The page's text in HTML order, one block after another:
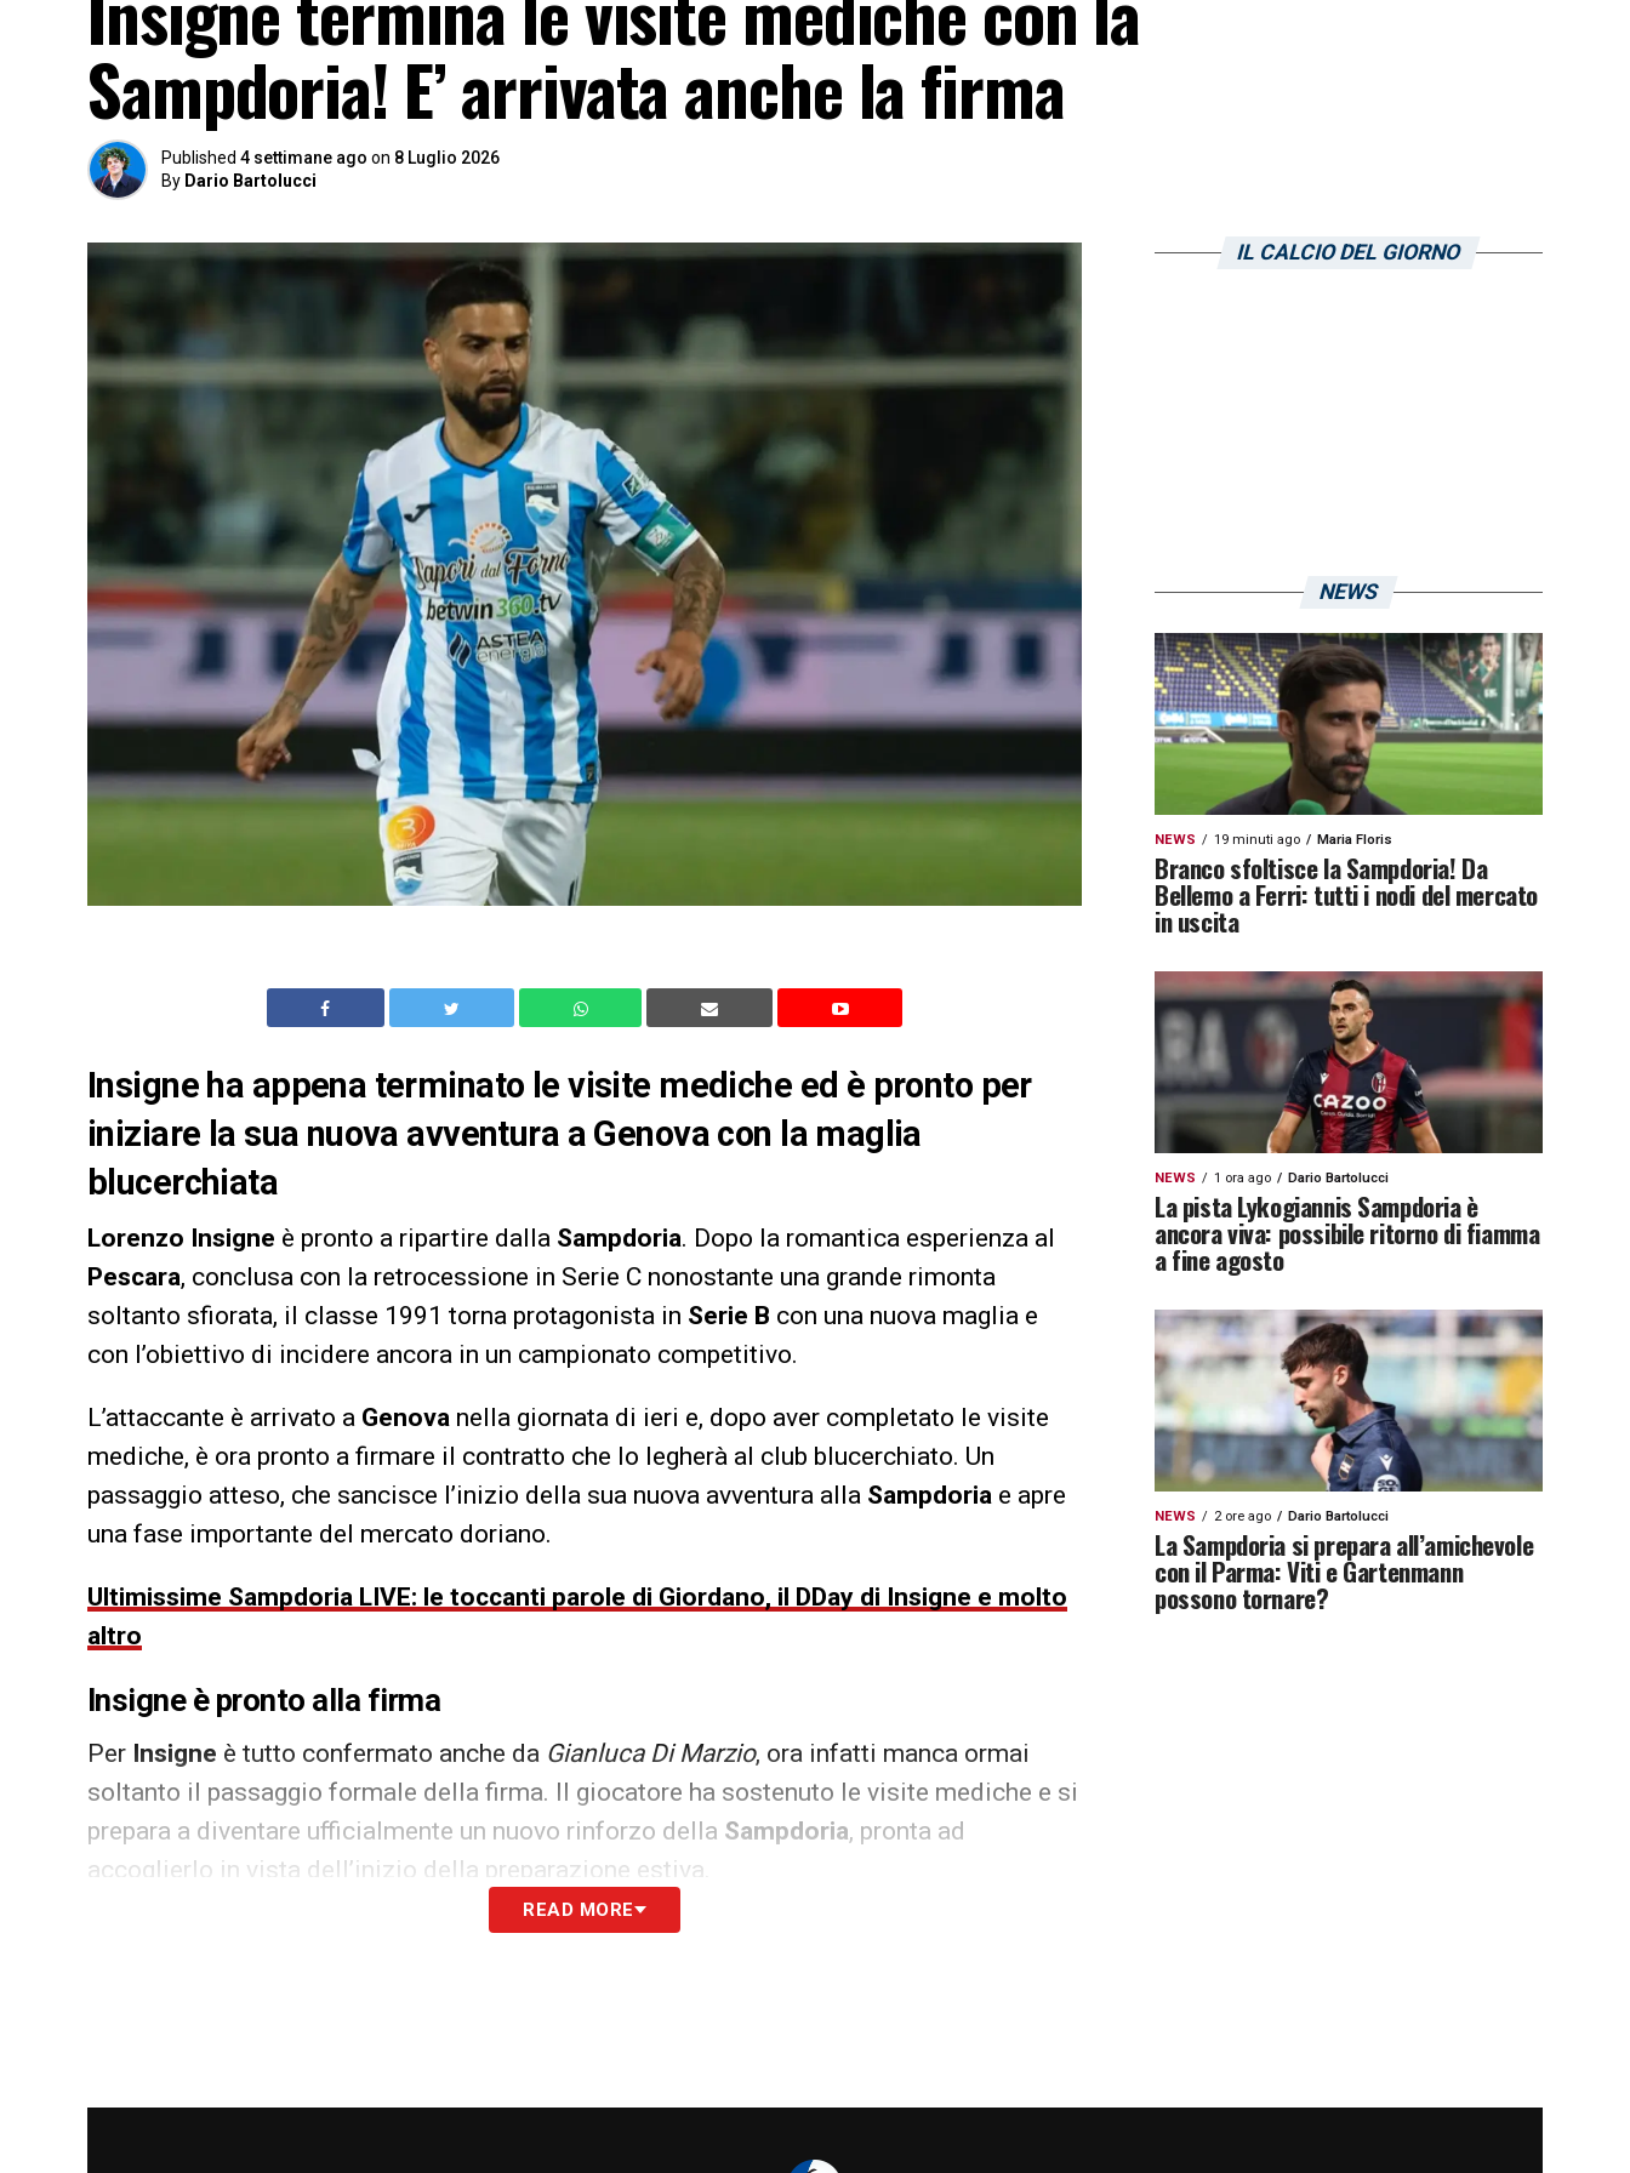
Sampdoria! E’ arrivata anche la firma
Published 4 settimane ago on 8 Luglio 2026
By Dario Bartolucci
Insigne ha appena terminato le visite mediche ed è pronto per
iniziare la sua nuova avventura a Genova con la maglia
blucerchiata
Lorenzo Insigne è pronto a ripartire dalla Sampdoria. Dopo la romantica esperienza al
Pescara, conclusa con la retrocessione in Serie C nonostante una grande rimonta
soltanto sfiorata, il classe 1991 torna protagonista in Serie B con una nuova maglia e
con l’obiettivo di incidere ancora in un campionato competitivo.
L’attaccante è arrivato a Genova nella giornata di ieri e, dopo aver completato le visite
mediche, è ora pronto a firmare il contratto che lo legherà al club blucerchiato. Un
passaggio atteso, che sancisce l’inizio della sua nuova avventura alla Sampdoria e apre
una fase importante del mercato doriano.
Ultimissime Sampdoria LIVE: le toccanti parole di Giordano, il DDay di Insigne e molto
altro
Insigne è pronto alla firma
Per Insigne è tutto confermato anche da Gianluca Di Marzio, ora infatti manca ormai
soltanto il passaggio formale della firma. Il giocatore ha sostenuto le visite mediche e si
prepara a diventare ufficialmente un nuovo rinforzo della Sampdoria, pronta ad
accoglierlo in vista dell’inizio della preparazione estiva.
Il suo arrivo rappresenta un innesto di grande esperienza per una squadra che vuole
chiamato a costruire una squadra competitiva per la prossima stagione. La
READ MORE
IL CALCIO DEL GIORNO
NEWS
NEWS 19 minuti ago Maria Floris
Branco sfoltisce la Sampdoria! Da
Bellemo a Ferri: tutti i nodi del mercato
in uscita
NEWS 1 ora ago Dario Bartolucci
La pista Lykogiannis Sampdoria è
ancora viva: possibile ritorno di fiamma
a fine agosto
NEWS 2 ore ago Dario Bartolucci
La Sampdoria si prepara all’amichevole
con il Parma: Viti e Gartenmann
possono tornare?